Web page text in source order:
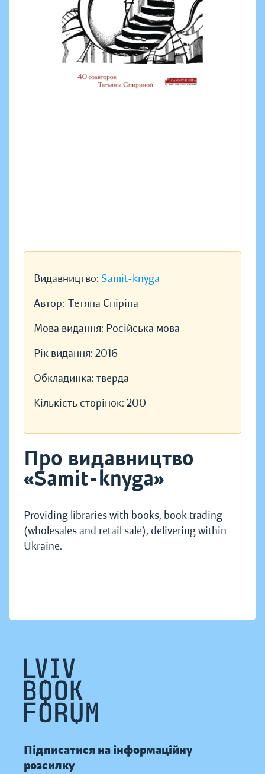
Видавництво: Samit-knyga
Автор: Тетяна Спіріна
Мова видання: Російська мова
Рік видання: 2016
Обкладинка: тверда
Кількість сторінок: 200
Про видавництво
«Samit-knyga»
Providing libraries with books, book trading
(wholesales and retail sale), delivering within
Ukraine.
Підписатися на інформаційну
розсилку